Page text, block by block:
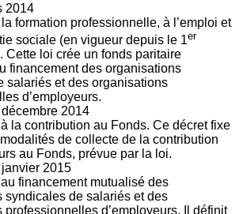
2014
formation professionnelle, à l’emploi et
sociale (en vigueur depuis le 1er
Cette loi crée un fonds paritaire
financement des organisations
salariés et des organisations
d’employeurs.
décembre 2014
la contribution au Fonds. Ce décret fixe
de collecte de la contribution
au Fonds, prévue par la loi.
janvier 2015
financement mutualisé des
syndicales de salariés et des
professionnelles d’employeurs. Il définit